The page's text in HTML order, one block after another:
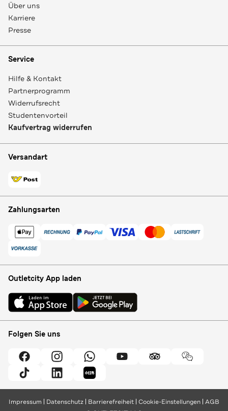
Über uns
Karriere
Presse
Service
Hilfe & Kontakt
Partnerprogramm
Widerrufsrecht
Studentenvorteil
Kaufvertrag widerrufen
Versandart
Zahlungsarten
Outletcity App laden
Folgen Sie uns
Impressum Datenschutz Barrierefreiheit Cookie-Einstellungen AGB